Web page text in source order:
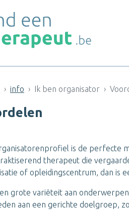
info Ik ben organisator
is de perfecte
therapeut die
of opleidingscentrum, dan is
grote variëteit aan
aan een gerichte doelgroep,